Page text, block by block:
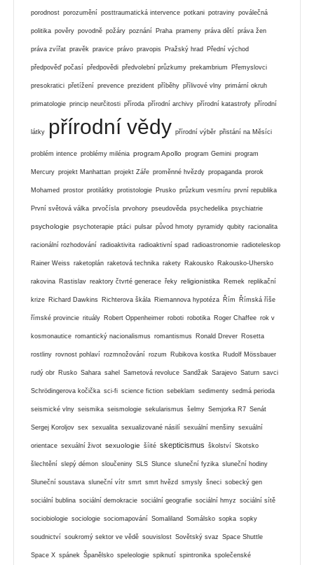
porodnost porozumění posttraumatická intervence potkani potraviny poválečná
politika pověry povodně požáry poznání Praha prameny práva dětí práva žen
práva zvířat pravěk pravice právo pravopis Pražský hrad Přední východ
předpověď počasí předpovědi předvolební průzkumy prekambrium Přemyslovci
presokratici přetížení prevence prezident příběhy přílivové vlny primární okruh
primatologie princip neurčitosti příroda přírodní archivy přírodní katastrofy přírodní
látky přírodní vědy přírodní výběr přistání na Měsíci
problém intence problémy milénia program Apollo program Gemini program
Mercury projekt Manhattan projekt Záře proměnné hvězdy propaganda prorok
Mohamed prostor protilátky protistologie Prusko průzkum vesmíru první republika
První světová válka prvočísla prvohory pseudověda psychedelika psychiatrie
psychologie psychoterapie ptáci pulsar původ hmoty pyramidy qubity racionalita
racionální rozhodování radioaktivita radioaktivní spad radioastronomie radioteleskop
Rainer Weiss raketoplán raketová technika rakety Rakousko Rakousko-Uhersko
rakovina Rastislav reaktory čtvrté generace řeky religionistika Remek replikační
krize Richard Dawkins Richterova škála Riemannova hypotéza Řím Římská říše
římské provincie rituály Robert Oppenheimer roboti robotika Roger Chaffee rok v
kosmonautice romantický nacionalismus romantismus Ronald Drever Rosetta
rostliny rovnost pohlaví rozmnožování rozum Rubikova kostka Rudolf Mössbauer
rudý obr Rusko Sahara sahel Sametová revoluce Sandžak Sarajevo Saturn savci
Schrödingerova kočička sci-fi science fiction sebeklam sedimenty sedmá perioda
seismické vlny seismika seismologie sekularismus šelmy Semjorka R7 Senát
Sergej Koroljov sex sexualita sexualizované násilí sexuální menšiny sexuální
orientace sexuální život sexuologie šíité skepticismus školství Skotsko
šlechtění slepý démon sloučeniny SLS Slunce sluneční fyzika sluneční hodiny
Sluneční soustava sluneční vítr smrt smrt hvězd smysly šneci sobecký gen
sociální bublina sociální demokracie sociální geografie sociální hmyz sociální sítě
sociobiologie sociologie sociomapování Somaliland Somálsko sopka sopky
soudnictví soukromý sektor ve vědě souvislost Sovětský svaz Space Shuttle
Space X spánek Španělsko speleologie spiknutí spintronika společenské